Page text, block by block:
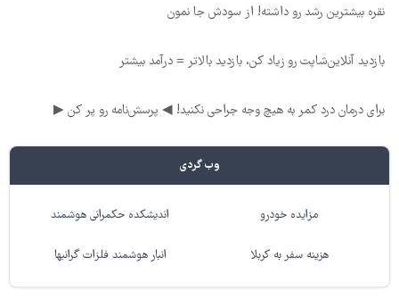
نقره بیشترین رشد رو داشته! از سودش جا نمون
بازدید آنلاین‌شاپت رو زیاد کن، بازدید بالاتر = درآمد بیشتر
برای درمان درد کمر به هیچ وجه جراحی نکنید! ◀ پرسش‌نامه رو پر کن ▶
وب گردی
مزایده خودرو اندیشکده حکمرانی هوشمند
هزینه سفر به کربلا انبار هوشمند فلزات گرانبها